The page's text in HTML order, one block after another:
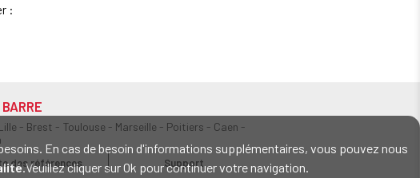
En cas de besoin d'informations supplémentaires, vous pouvez nous
.Veuillez cliquer sur Ok pour continuer votre navigation.
:
- Brest - Toulouse - Marseille - Poitiers - Caen -
des références Support